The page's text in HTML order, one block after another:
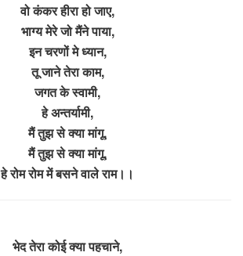
वो कंकर हीरा हो जाए,
भाग्य मेरे जो मैंने पाया,
इन चरणों मे ध्यान,
तू जाने तेरा काम,
जगत के स्वामी,
हे अन्तर्यामी,
मैं तुझ से क्या मांगू,
मैं तुझ से क्या मांगू,
हे रोम रोम में बसने वाले राम।।
भेद तेरा कोई क्या पहचाने,